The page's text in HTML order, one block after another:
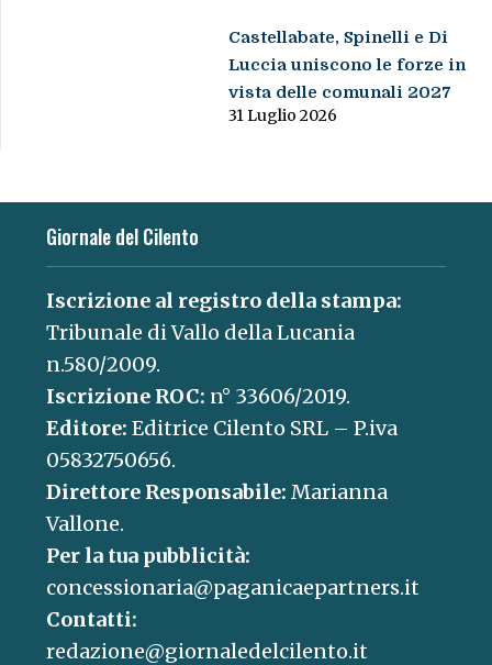
Castellabate, Spinelli e Di
Luccia uniscono le forze in
vista delle comunali 2027
31 Luglio 2026
Giornale del Cilento
Iscrizione al registro della stampa:
Tribunale di Vallo della Lucania
n.580/2009.
Iscrizione ROC: n° 33606/2019.
Editore: Editrice Cilento SRL – P.iva
05832750656.
Direttore Responsabile: Marianna
Vallone.
Per la tua pubblicità:
concessionaria@paganicaepartners.it
Contatti:
redazione@giornaledelcilento.it